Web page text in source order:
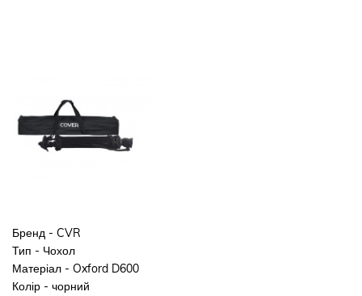
Бренд - CVR
Тип - Чохол
Матеріал - Oxford D600
Колір - чорний